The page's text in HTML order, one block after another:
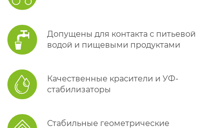
Допущены для контакта с питьевой
водой и пищевыми продуктами
Качественные красители и УФ-
стабилизаторы
Стабильные геометрические